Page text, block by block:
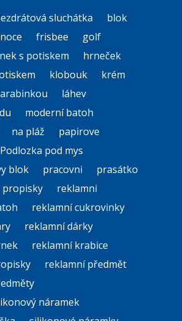
sluchátka
blok
frisbee
golf
s potiskem
hrneček
klobouk
krém
láhev
moderní batoh
na pláž
papirove
Podlozka pod mys
blok
pracovni
prasátko
propisky
reklamni
reklamní cukrovinky
reklamní dárky
reklamní krabice
reklamní předmět
náramek